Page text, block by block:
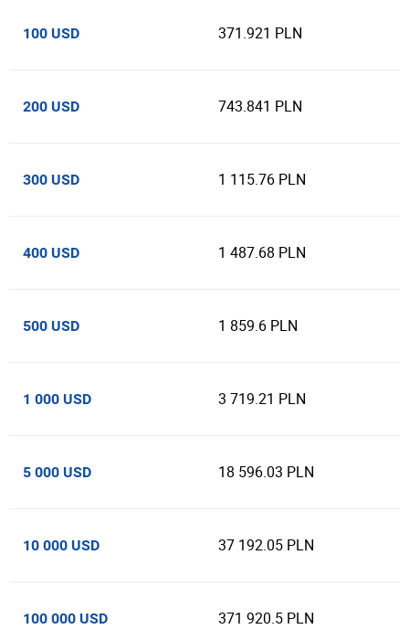
100 USD 371.921 PLN
200 USD 743.841 PLN
300 USD 1 115.76 PLN
400 USD 1 487.68 PLN
500 USD 1 859.6 PLN
1 000 USD 3 719.21 PLN
5 000 USD 18 596.03 PLN
10 000 USD 37 192.05 PLN
100 000 USD 371 920.5 PLN